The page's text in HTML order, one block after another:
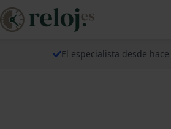
El especialista desde hace